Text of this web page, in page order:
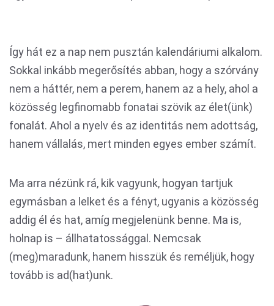
Így hát ez a nap nem pusztán kalendáriumi alkalom.
Sokkal inkább megerősítés abban, hogy a szórvány
nem a háttér, nem a perem, hanem az a hely, ahol a
közösség legfinomabb fonatai szövik az élet(ünk)
fonalát. Ahol a nyelv és az identitás nem adottság,
hanem vállalás, mert minden egyes ember számít.
Ma arra nézünk rá, kik vagyunk, hogyan tartjuk
egymásban a lelket és a fényt, ugyanis a közösség
addig él és hat, amíg megjelenünk benne. Ma is,
holnap is – állhatatossággal. Nemcsak
(meg)maradunk, hanem hisszük és reméljük, hogy
tovább is ad(hat)unk.